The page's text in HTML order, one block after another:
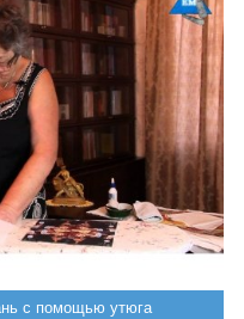
с помощью утюга